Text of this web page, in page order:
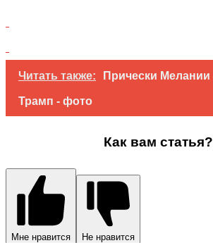
Читать также: Прически Мелании
Трамп - фото
Как вам статья?
Мне нравится Не нравится